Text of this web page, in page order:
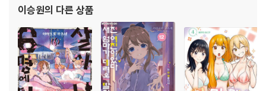
이승원의 다른 상품